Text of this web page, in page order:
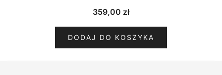
359,00 zł
DODAJ DO KOSZYKA